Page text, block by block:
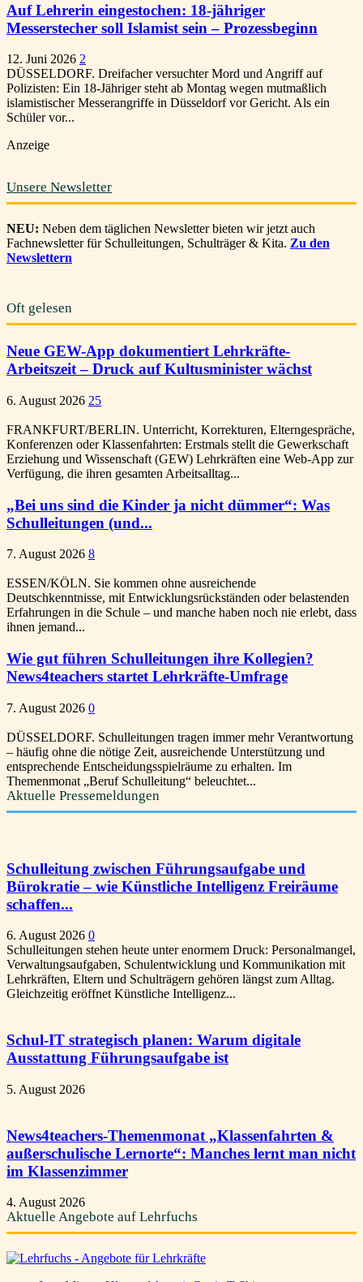
Auf Lehrerin eingestochen: 18-jähriger
Messerstecher soll Islamist sein – Prozessbeginn
12. Juni 2026 2
DÜSSELDORF. Dreifacher versuchter Mord und Angriff auf
Polizisten: Ein 18-Jähriger steht ab Montag wegen mutmaßlich
islamistischer Messerangriffe in Düsseldorf vor Gericht. Als ein
Schüler vor...
Anzeige
Unsere Newsletter
NEU: Neben dem täglichen Newsletter bieten wir jetzt auch
Fachnewsletter für Schulleitungen, Schulträger & Kita. Zu den
Newslettern
Oft gelesen
Neue GEW-App dokumentiert Lehrkräfte-
Arbeitszeit – Druck auf Kultusminister wächst
6. August 2026 25
FRANKFURT/BERLIN. Unterricht, Korrekturen, Elterngespräche,
Konferenzen oder Klassenfahrten: Erstmals stellt die Gewerkschaft
Erziehung und Wissenschaft (GEW) Lehrkräften eine Web-App zur
Verfügung, die ihren gesamten Arbeitsalltag...
„Bei uns sind die Kinder ja nicht dümmer“: Was
Schulleitungen (und...
7. August 2026 8
ESSEN/KÖLN. Sie kommen ohne ausreichende
Deutschkenntnisse, mit Entwicklungsrückständen oder belastenden
Erfahrungen in die Schule – und manche haben noch nie erlebt, dass
ihnen jemand...
Wie gut führen Schulleitungen ihre Kollegien?
News4teachers startet Lehrkräfte-Umfrage
7. August 2026 0
DÜSSELDORF. Schulleitungen tragen immer mehr Verantwortung
– häufig ohne die nötige Zeit, ausreichende Unterstützung und
entsprechende Entscheidungsspielräume zu erhalten. Im
Themenmonat „Beruf Schulleitung“ beleuchtet...
Aktuelle Pressemeldungen
Schulleitung zwischen Führungsaufgabe und
Bürokratie – wie Künstliche Intelligenz Freiräume
schaffen...
6. August 2026 0
Schulleitungen stehen heute unter enormem Druck: Personalmangel,
Verwaltungsaufgaben, Schulentwicklung und Kommunikation mit
Lehrkräften, Eltern und Schulträgern gehören längst zum Alltag.
Gleichzeitig eröffnet Künstliche Intelligenz...
Schul-IT strategisch planen: Warum digitale
Ausstattung Führungsaufgabe ist
5. August 2026
News4teachers-Themenmonat „Klassenfahrten &
außerschulische Lernorte“: Manches lernt man nicht
im Klassenzimmer
4. August 2026
Aktuelle Angebote auf Lehrfuchs